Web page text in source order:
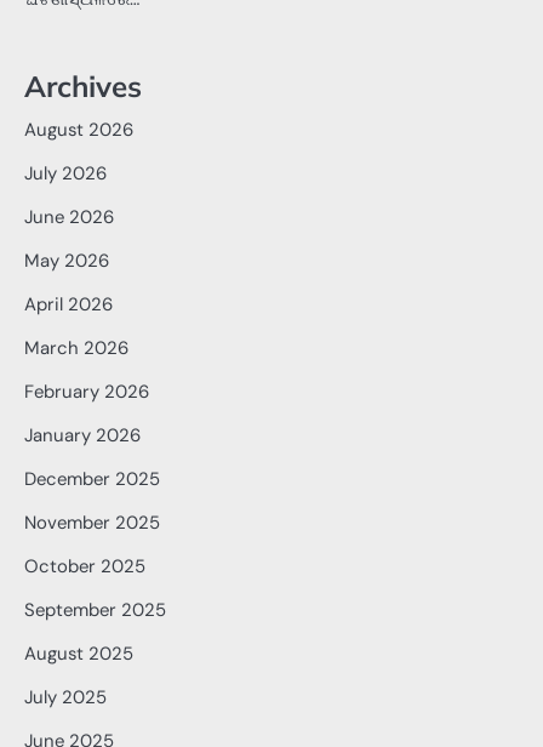
Archives
August 2026
July 2026
June 2026
May 2026
April 2026
March 2026
February 2026
January 2026
December 2025
November 2025
October 2025
September 2025
August 2025
July 2025
June 2025